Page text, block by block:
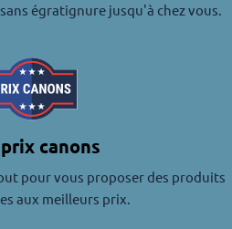
égratignure jusqu'à chez vous.
canons
pour vous proposer des produits
aux meilleurs prix.